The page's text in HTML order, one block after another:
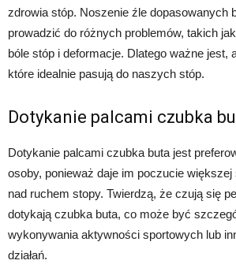
zdrowia stóp. Noszenie źle dopasowanych
prowadzić do różnych problemów, takich
bóle stóp i deformacje. Dlatego ważne jest,
które idealnie pasują do naszych stóp.
Dotykanie palcami czubka
Dotykanie palcami czubka buta jest
osoby, ponieważ daje im poczucie większej
nad ruchem stopy. Twierdzą, że czują się
dotykają czubka buta, co może być
wykonywania aktywności sportowych lub
działań.